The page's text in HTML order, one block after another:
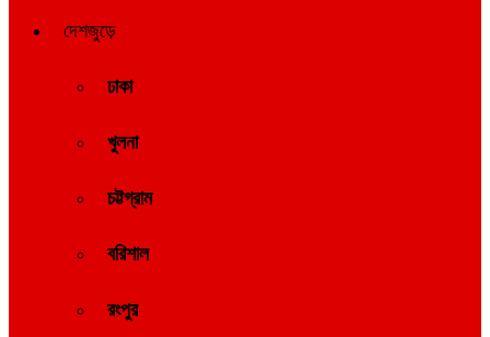
দেশজুড়ে
ঢাকা
খুলনা
চট্টগ্রাম
বরিশাল
রংপুর